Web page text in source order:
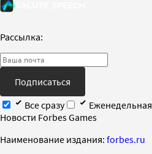
Рассылка:
Подписаться
Все сразу
Еженедельная
Новости Forbes Games
Наименование издания: forbes.ru